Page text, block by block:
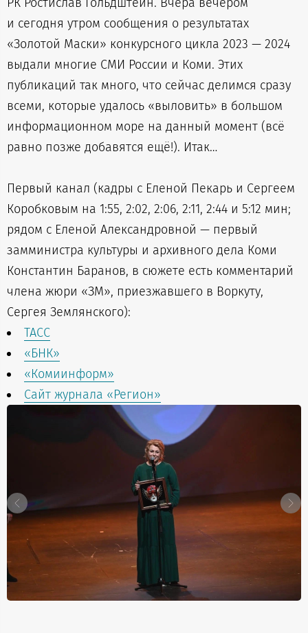
и сегодня утром сообщения о результатах
«Золотой Маски» конкурсного цикла 2023 — 2024
выдали многие СМИ России и Коми. Этих
публикаций так много, что сейчас делимся сразу
всеми, которые удалось «выловить» в большом
информационном море на данный момент (всё
равно позже добавятся ещё!). Итак…
Первый канал (кадры с Еленой Пекарь и Сергеем
Коробковым на 1:55, 2:02, 2:06, 2:11, 2:44 и 5:12 мин;
рядом с Еленой Александровной — первый
замминистра культуры и архивного дела Коми
Константин Баранов, в сюжете есть комментарий
члена жюри «ЗМ», приезжавшего в Воркуту,
Сергея Землянского):
ТАСС
«БНК»
«Комиинформ»
Сайт журнала «Регион»